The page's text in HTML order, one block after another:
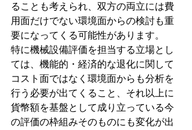
ることも考えられ、双方の両立には費
用面だけでない環境面からの検討も重
要になってくる可能性があります。
特に機械設備評価を担当する立場とし
ては、機能的・経済的な退化に関して
コスト面ではなく環境面からも分析を
行う必要が出てくること、それ以上に
貨幣額を基盤として成り立っている今
の評価の枠組みそのものにも変化が出